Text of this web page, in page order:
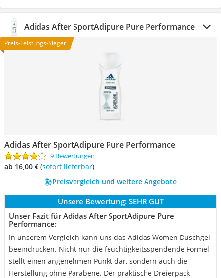
Adidas After SportAdipure Pure Performance
Preis-Leistungs-Sieger
Adidas After SportAdipure Pure Performance
9 Bewertungen
ab 16,00 € ( Sofort lieferbar)
Preisvergleich und weitere Angebote
Unsere Bewertung: SEHR GUT
Unser Fazit für Adidas After SportAdipure Pure
Performance:
In unserem Vergleich kann uns das Adidas Women Duschgel
beeindrucken. Nicht nur die feuchtigkeitsspendende Formel
stellt einen angenehmen Punkt dar, sondern auch die
Herstellung ohne Parabene. Der praktische Dreierpack